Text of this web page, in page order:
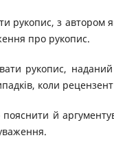
з автором
про рукопис.
рукопис,
коли рецензент
й